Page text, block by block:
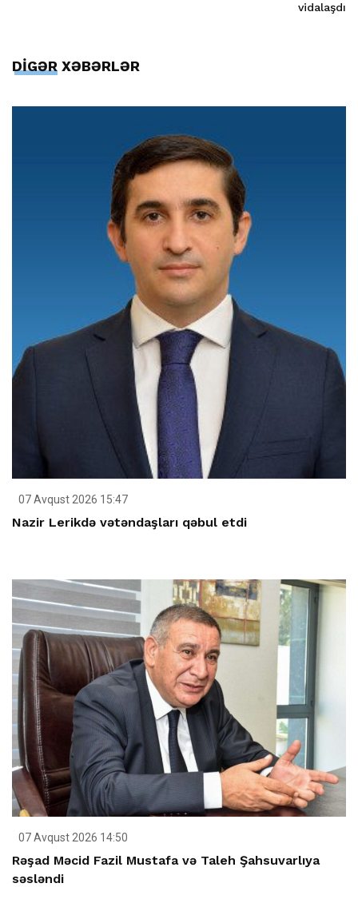
vidalaşdı
DİGƏR XƏBƏRLƏR
07 Avqust 2026 15:47
Nazir Lerikdə vətəndaşları qəbul etdi
07 Avqust 2026 14:50
Rəşad Məcid Fazil Mustafa və Taleh Şahsuvarlıya
səsləndi